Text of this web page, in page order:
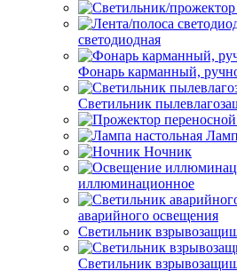
светодиодная
Фонарь карманный,
Светильник
Ночник
иллюминационное
аварийного освещения
Светильник
Светильник